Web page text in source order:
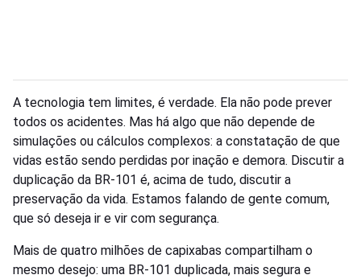
A tecnologia tem limites, é verdade. Ela não pode prever
todos os acidentes. Mas há algo que não depende de
simulações ou cálculos complexos: a constatação de que
vidas estão sendo perdidas por inação e demora. Discutir a
duplicação da BR-101 é, acima de tudo, discutir a
preservação da vida. Estamos falando de gente comum,
que só deseja ir e vir com segurança.
Mais de quatro milhões de capixabas compartilham o
mesmo desejo: uma BR-101 duplicada, mais segura e